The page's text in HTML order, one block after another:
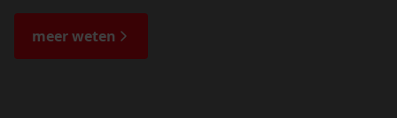
de bijzondere verhalen.
meer weten